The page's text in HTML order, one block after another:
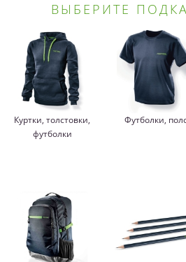
ВЫБЕРИТЕ
Куртки, толстовки,
футболки
Футболки,